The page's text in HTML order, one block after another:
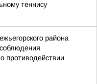
теннису
района
противодействии